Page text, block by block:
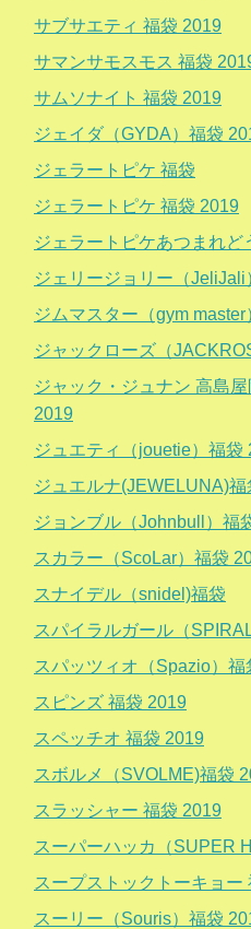
サブサエティ 福袋 2019
サマンサモスモス 福袋
サムソナイト 福袋 2019
ジェイダ（GYDA）福袋
ジェラートピケ 福袋
ジェラートピケ 福袋 2019
ジェラートピケあつまれ
ジェリージョリー（JeliJali
ジムマスター（gym
ジャックローズ（
ジャック・ジュナン 高島
2019
ジュエティ（jouetie）福袋
ジュエルナ(JEWELUNA)福
ジョンブル（Johnbull）福
スカラー（ScoLar）福袋
スナイデル（snidel)福袋
スパイラルガール（
スパッツィオ（Spazio）福
スピンズ 福袋 2019
スペッチオ 福袋 2019
スボルメ（SVOLME)福袋
スラッシャー 福袋 2019
スーパーハッカ（SUPER
スープストックトーキョー
スーリー（Souris）福袋